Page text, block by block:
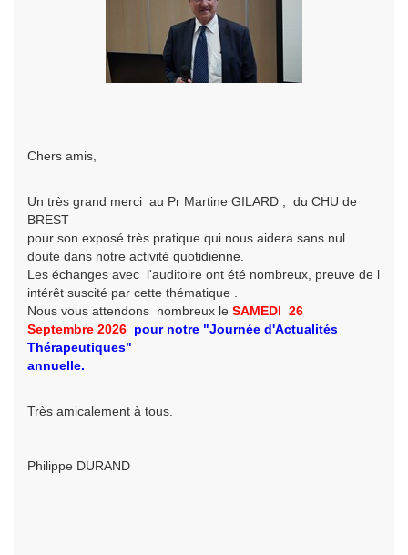
Chers amis,
Un très grand merci au Pr Martine GILARD , du CHU de
BREST
pour son exposé très pratique qui nous aidera sans nul
doute dans notre activité quotidienne.
Les échanges avec l'auditoire ont été nombreux, preuve de l
intérêt suscité par cette thématique .
Nous vous attendons nombreux le SAMEDI 26
Septembre 2026 pour notre "Journée d'Actualités
Thérapeutiques"
annuelle.
Très amicalement à tous.
Philippe DURAND